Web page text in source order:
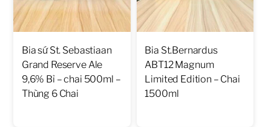
Bia sứ St. Sebastiaan
Grand Reserve Ale
9,6% Bỉ – chai 500ml –
Thùng 6 Chai
Bia St.Bernardus
ABT12 Magnum
Limited Edition – Chai
1500ml